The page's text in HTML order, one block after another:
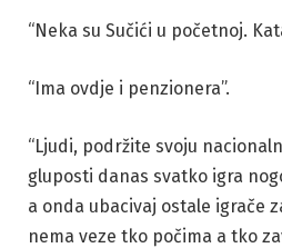
“Neka su Sučići u početnoj.
“Ima ovdje i penzionera”.
“Ljudi, podržite svoju
gluposti danas svatko igra
a onda ubacivaj ostale igrače
nema veze tko počima a tko